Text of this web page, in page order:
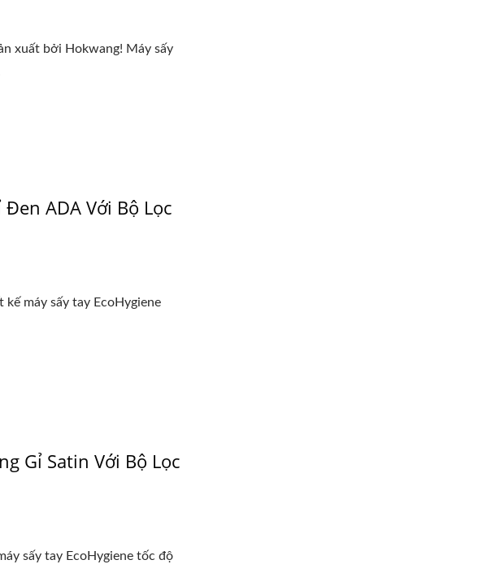
xuất bởi Hokwang! Máy sấy
ADA Với Bộ Lọc
máy sấy tay EcoHygiene
Gỉ Satin Với Bộ Lọc
sấy tay EcoHygiene tốc độ